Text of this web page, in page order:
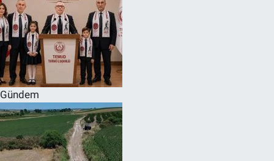
Gündem